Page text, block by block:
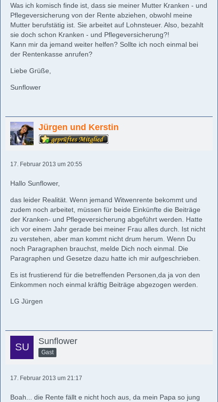
Was ich komisch finde ist, dass sie meiner Mutter Kranken - und
Pflegeversicherung von der Rente abziehen, obwohl meine
Mutter berufstätig ist. Sie arbeitet auf Lohnsteuer. Also, bezahlt
sie doch schon Kranken - und Pflegeversicherung?!
Kann mir da jemand weiter helfen? Sollte ich noch einmal bei
der Rentenkasse anrufen?
Liebe Grüße,
Sunflower
Jürgen und Kerstin
17. Februar 2013 um 20:55
Hallo Sunflower,
das leider Realität. Wenn jemand Witwenrente bekommt und
zudem noch arbeitet, müssen für beide Einkünfte die Beiträge
der Kranken- und Pflegeversicherung abgeführt werden. Hatte
ich vor einem Jahr gerade bei meiner Frau alles durch. Ist nicht
zu verstehen, aber man kommt nicht drum herum. Wenn Du
noch Paragraphen brauchst, melde Dich noch einmal. Die
Paragraphen und Gesetze dazu hatte ich mir aufgeschrieben.
Es ist frustierend für die betreffenden Personen,da ja von den
Einkommen noch einmal kräftig Beiträge abgezogen werden.
LG Jürgen
Sunflower
Gast
17. Februar 2013 um 21:17
Boah... die Rente fällt e nicht hoch aus, da mein Papa so jung